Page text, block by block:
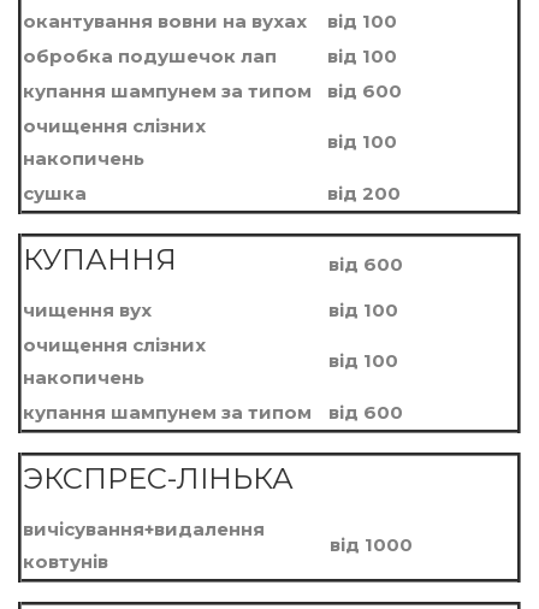
окантування вовни на вухах
вiд 100
обробка подушечок лап
вiд 100
купання шампунем за типом
вiд 600
очищення слізних
накопичень
вiд 100
сушка вiд 200
КУПАННЯ
вiд 600
чищення вух
вiд 100
очищення слізних
накопичень
вiд 100
купання шампунем за типом вiд 600
ЭКСПРЕС-ЛIНЬКА
вичісування+видалення
ковтунів
вiд 1000